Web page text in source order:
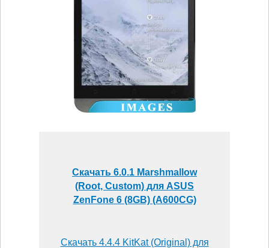
Скачать 6.0.1 Marshmallow
(Root, Custom) для ASUS
ZenFone 6 (8GB) (A600CG)
Скачать 4.4.4 KitKat (Original) для